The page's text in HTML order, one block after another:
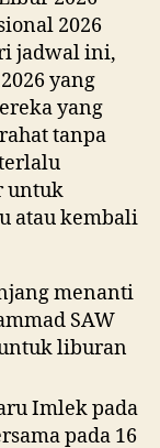
2026
jadwal ini,
yang
yang
tanpa
untuk
atau kembali
menanti
SAW
liburan
Imlek pada
pada 16